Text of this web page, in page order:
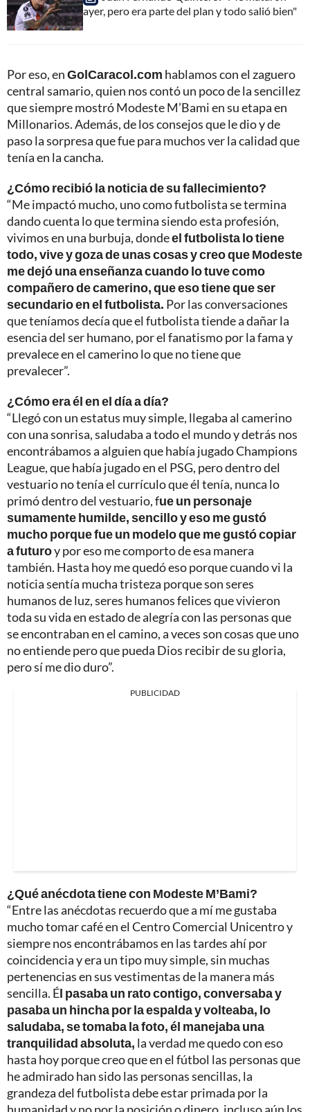
ayer, pero era parte del plan y todo salió bien"
Por eso, enGolCaracol.com hablamos con el zaguero
central samario, quien nos contó un poco de la sencillez
que siempre mostró Modeste M’Bami en su etapa en
Millonarios. Además, de los consejos que le dio y de
paso la sorpresa que fue para muchos ver la calidad que
tenía en la cancha.
¿Cómo recibió la noticia de su fallecimiento?
“Me impactó mucho, uno como futbolista se termina
dando cuenta lo que termina siendo esta profesión,
vivimos en una burbuja, dondeel futbolista lo tiene
todo, vive y goza de unas cosas y creo que Modeste
me dejó una enseñanza cuando lo tuve como
compañero de camerino, que eso tiene que ser
secundario en el futbolista. Por las conversaciones
que teníamos decía que el futbolista tiende a dañar la
esencia del ser humano, por el fanatismo por la fama y
prevalece en el camerino lo que no tiene que
prevalecer”.
¿Cómo era él en el día a día?
“Llegó con un estatus muy simple, llegaba al camerino
con una sonrisa, saludaba a todo el mundo y detrás nos
encontrábamos a alguien que había jugado Champions
League, que había jugado en el PSG, pero dentro del
vestuario no tenía el currículo que él tenía, nunca lo
primó dentro del vestuario, fue un personaje
sumamente humilde, sencillo y eso me gustó
mucho porque fue un modelo que me gustó copiar
a futuroy por eso me comporto de esa manera
también. Hasta hoy me quedó eso porque cuando vi la
noticia sentía mucha tristeza porque son seres
humanos de luz, seres humanos felices que vivieron
toda su vida en estado de alegría con las personas que
se encontraban en el camino, a veces son cosas que uno
no entiende pero que pueda Dios recibir de su gloria,
pero sí me dio duro”.
PUBLICIDAD
¿Qué anécdota tiene con Modeste M’Bami?
“Entre las anécdotas recuerdo que a mí me gustaba
mucho tomar café en el Centro Comercial Unicentro y
siempre nos encontrábamos en las tardes ahí por
coincidencia y era un tipo muy simple, sin muchas
pertenencias en sus vestimentas de la manera más
sencilla. Él pasaba un rato contigo, conversaba y
pasaba un hincha por la espalda y volteaba, lo
saludaba, se tomaba la foto, él manejaba una
tranquilidad absoluta, la verdad me quedo con eso
hasta hoy porque creo que en el fútbol las personas que
he admirado han sido las personas sencillas, la
grandeza del futbolista debe estar primada por la